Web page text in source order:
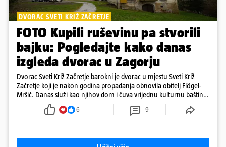
DVORAC SVETI KRIŽ ZAČRETJE
FOTO Kupili ruševinu pa stvorili
bajku: Pogledajte kako danas
izgleda dvorac u Zagorju
Dvorac Sveti Križ Začretje barokni je dvorac u mjestu Sveti Križ
Začretje koji je nakon godina propadanja obnovila obitelj Flögel-
Mršić. Danas služi kao njihov dom i čuva vrijednu kulturnu baštinu
davno zaboravljenog vremena
6 9